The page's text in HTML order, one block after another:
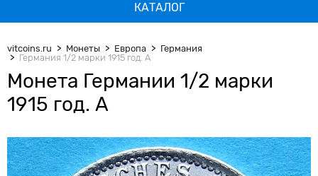
КАТАЛОГ
vitcoins.ru Монеты Европа
Германия
Германия 1/2 марки 1915 год. А
Монета Германии 1/2 марки
1915 год. А